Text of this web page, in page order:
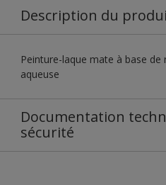
Description du
Peinture-laque mate à base de
aqueuse
Documentation
sécurité